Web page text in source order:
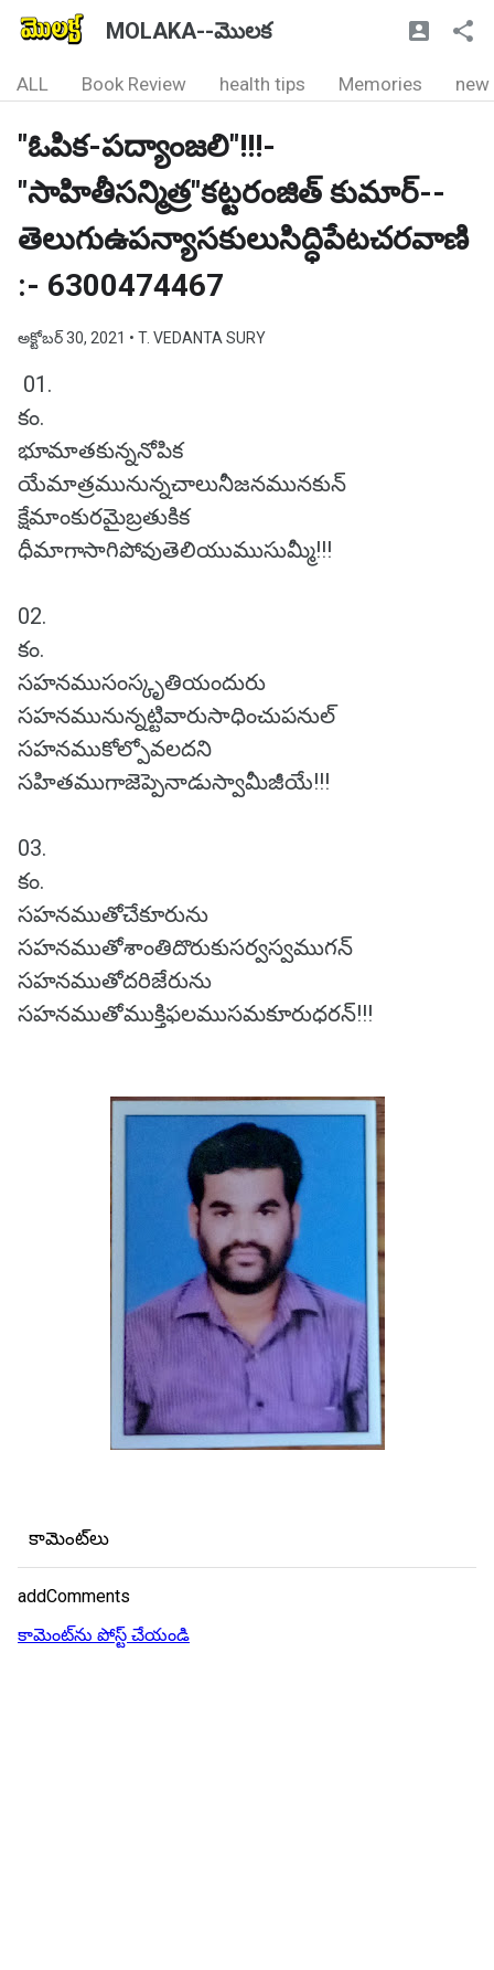
MOLAKA--మొలక
ALL Book Review health tips Memories new
"ఓపిక-పద్యాంజలి"!!!-
"సాహితీసన్మిత్ర"కట్టరంజిత్ కుమార్--
తెలుగుఉపన్యాసకులుసిద్ధిపేటచరవాణి
:- 6300474467
అక్టోబర్ 30, 2021 • T. VEDANTA SURY
01.
కం.
భూమాతకున్ననోపిక
యేమాత్రమునున్నచాలునీజనమునకున్
క్షేమాంకురమైబ్రతుకిక
ధీమాగాసాగిపోవుతెలియుముసుమ్మీ!!!
02.
కం.
సహనముసంస్కృతియందురు
సహనమునున్నట్టివారుసాధించుపనుల్
సహనముకోల్పోవలదని
సహితముగాజెప్పెనాడుస్వామీజీయే!!!
03.
కం.
సహనముతోచేకూరును
సహనముతోశాంతిదొరుకుసర్వస్వముగన్
సహనముతోదరిజేరును
సహనముతోముక్తిఫలముసమకూరుధరన్!!!
కామెంట్‌లు
addComments
కామెంట్‌ను పోస్ట్ చేయండి